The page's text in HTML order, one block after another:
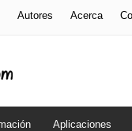
Autores Acerca
Aplicaciones